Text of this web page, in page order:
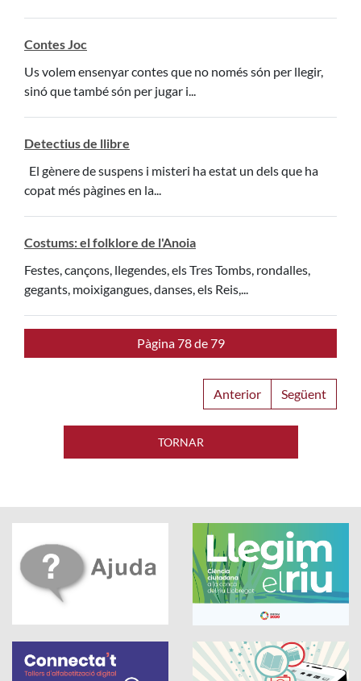
Contes Joc
Us volem ensenyar contes que no només són per llegir,
sinó que també són per jugar i...
Detectius de llibre
El gènere de suspens i misteri ha estat un dels que ha
copat més pàgines en la...
Costums: el folklore de l'Anoia
Festes, cançons, llegendes, els Tres Tombs, rondalles,
gegants, moixigangues, danses, els Reis,...
Pàgina 78 de 79
Anterior Següent
TORNAR